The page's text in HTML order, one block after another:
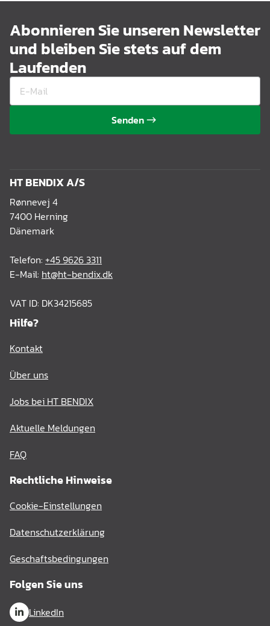
Abonnieren Sie unseren Newsletter
und bleiben Sie stets auf dem
Laufenden
Senden
HT BENDIX A/S
Rønnevej 4
7400 Herning
Dänemark
Telefon: +45 9626 3311
E-Mail: ht@ht-bendix.dk
VAT ID: DK34215685
Hilfe?
Kontakt
Über uns
Jobs bei HT BENDIX
Aktuelle Meldungen
FAQ
Rechtliche Hinweise
Cookie-Einstellungen
Datenschutzerklärung
Geschaftsbedingungen
Folgen Sie uns
LinkedIn